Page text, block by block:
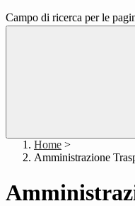
Campo di ricerca per le
Home >
Amministrazione